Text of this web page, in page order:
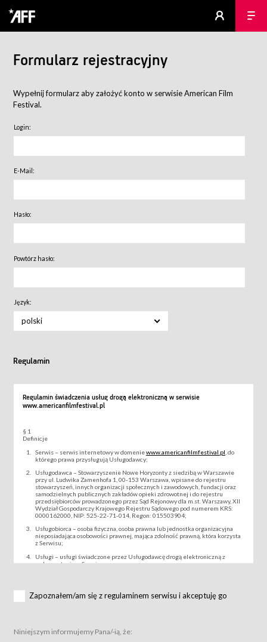
Formularz rejestracyjny
Wypełnij formularz aby założyć konto w serwisie American Film
Festival.
Login:
E-Mail:
Hasło:
Powtórz hasło:
Język:
polski
Regulamin
Regulamin świadczenia usług drogą elektroniczną w serwisie
www.americanfilmfestival.pl
§ 1
Definicje
Serwis – serwis internetowy w domeniewww.americanfilmfestival.pl , do
którego prawa przysługują Usługodawcy;
Usługodawca – Stowarzyszenie Nowe Horyzonty z siedzibą w Warszawie
przy ul. Ludwika Zamenhofa 1, 00-153 Warszawa, wpisane do rejestru
stowarzyszeń, innych organizacji społecznych i zawodowych, fundacji oraz
samodzielnych publicznych zakładów opieki zdrowotnej i do rejestru
przedsiębiorców prowadzonego przez Sąd Rejonowy dla m.st. Warszawy, XII
Wydział Gospodarczy Krajowego Rejestru Sądowego pod numerem KRS:
0000162000, NIP: 525-22-71-014, Regon: 015503904;
Usługobiorca – osoba fizyczna, osoba prawna lub jednostka organizacyjna
nieposiadająca osobowości prawnej, mająca zdolność prawną, która korzysta
z Serwisu;
Usługi – usługi świadczone przez Usługodawcę drogą elektroniczną z
wykorzystaniem Serwisu;
za pośrednictwem Serwisu;
podmiotom z branży mediów i filmowej (Akredytacje);
Zapoznałem/am się z regulaminem serwisu i akceptuję go
Niniejszym informujemy Pana/-ią, że: